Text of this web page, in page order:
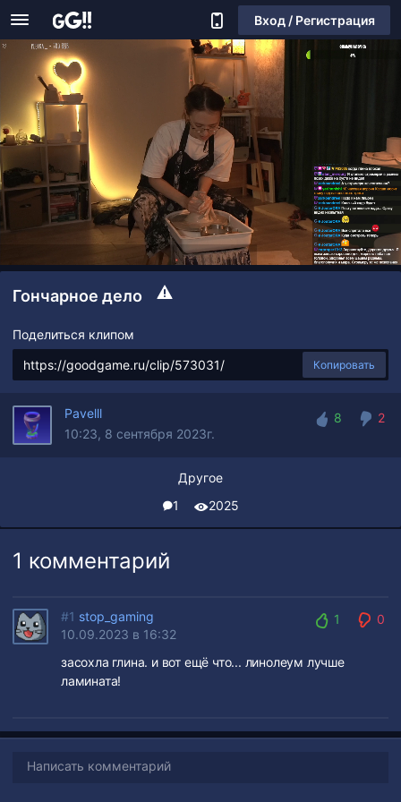
Вход / Регистрация
Гончарное дело
Поделиться клипом
Копировать
Pavelll
10:23, 8 сентября 2023г.
8
2
Другое
1
2025
1 комментарий
#1 stop_gaming
10.09.2023 в 16:32
1
0
засохла глина. и вот ещё что... линолеум лучше
ламината!
Написать комментарий